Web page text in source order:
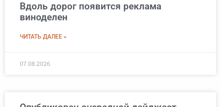
Вдоль дорог появится реклама
виноделен
ЧИТАТЬ ДАЛЕЕ »
07.08.2026